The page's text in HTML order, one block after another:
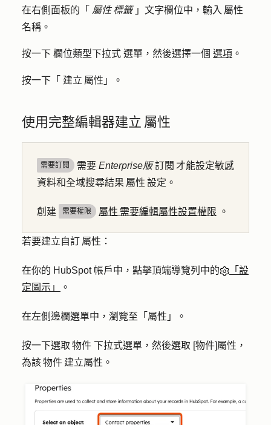
在右側面板的「 屬性 標籤」文字欄位中，輸入 屬性
名稱。
按一下 欄位類型下拉式 選單，然後選擇一個 選項 。
按一下「 建立 屬性 」。
使用完整編輯器建立 屬性
需要訂閱 需要 Enterprise版訂閱 才能設定敏感
資料和全域搜尋結果 屬性 設定。
創建 需要權限 屬性 需要編輯屬性設置權限 。
若要建立自訂 屬性：
在你的 HubSpot 帳戶中，點擊頂端導覽列中的
「設
定圖示」
。
在左側邊欄選單中，瀏覽至 「屬性」 。
按一下選取 物件 下拉式選單，然後選取 [物件]屬性 ，
為該 物件 建立屬性。